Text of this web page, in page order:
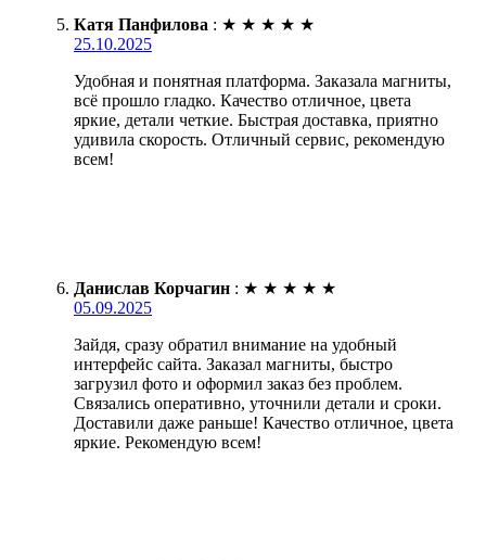
Катя Панфилова : ★ ★ ★ ★ ★
25.10.2025
Удобная и понятная платформа. Заказала магниты,
всё прошло гладко. Качество отличное, цвета
яркие, детали четкие. Быстрая доставка, приятно
удивила скорость. Отличный сервис, рекомендую
всем!
Данислав Корчагин : ★ ★ ★ ★ ★
05.09.2025
Зайдя, сразу обратил внимание на удобный
интерфейс сайта. Заказал магниты, быстро
загрузил фото и оформил заказ без проблем.
Связались оперативно, уточнили детали и сроки.
Доставили даже раньше! Качество отличное, цвета
яркие. Рекомендую всем!